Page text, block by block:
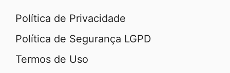
Política de Privacidade
Política de Segurança LGPD
Termos de Uso